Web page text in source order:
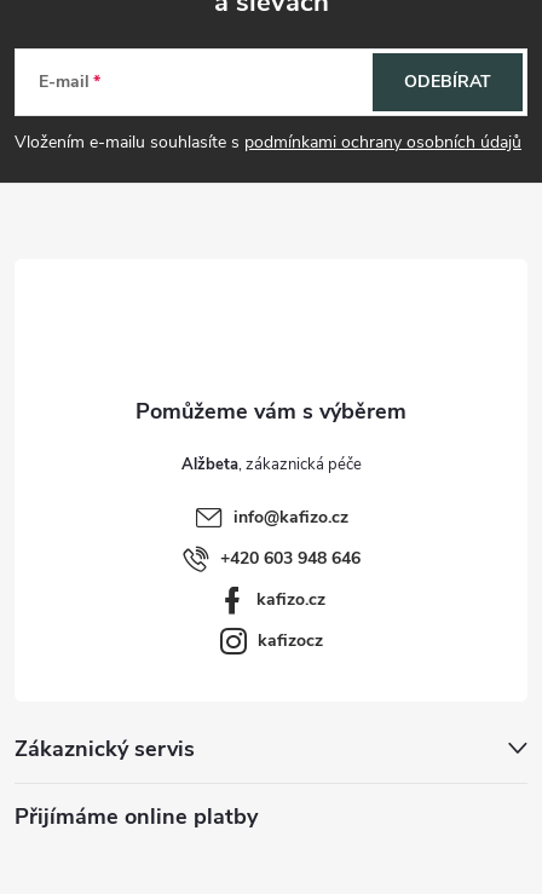
p
a
E-mail
Vložením e-mailu souhlasíte s podmínkami ochrany osobních údajů
ODEBÍRAT
Zákaznický servis
Přijímáme online platby
Alžbeta
info@kafizo.cz
+420 603 948 646
kafizo.cz
kafizocz